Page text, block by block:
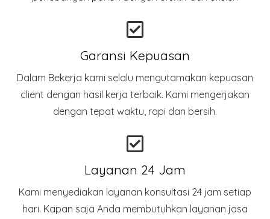
Garansi Kepuasan
Dalam Bekerja kami selalu mengutamakan kepuasan
client dengan hasil kerja terbaik. Kami mengerjakan
dengan tepat waktu, rapi dan bersih.
Layanan 24 Jam
Kami menyediakan layanan konsultasi 24 jam setiap
hari. Kapan saja Anda membutuhkan layanan jasa